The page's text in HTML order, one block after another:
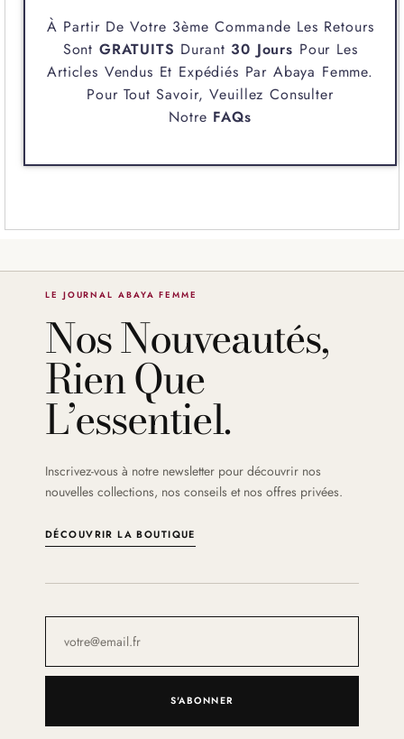
À Partir De Votre 3ème Commande Les Retours
Sont GRATUITS Durant 30 Jours Pour Les
Articles Vendus Et Expédiés Par Abaya Femme.
Pour Tout Savoir, Veuillez Consulter
Notre FAQs
LE JOURNAL ABAYA FEMME
Nos Nouveautés,
Rien Que
L’essentiel.
Inscrivez-vous à notre newsletter pour découvrir nos
nouvelles collections, nos conseils et nos offres privées.
DÉCOUVRIR LA BOUTIQUE
S'ABONNER